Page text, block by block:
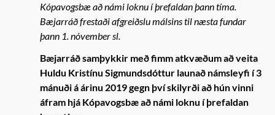
Kópavogsbæ að námi loknu í þrefaldan þann tíma.
Bæjarráð frestaði afgreiðslu málsins til næsta fundar
þann 1. nóvember sl.
Bæjarráð samþykkir með fimm atkvæðum að veita
Huldu Kristínu Sigmundsdóttur launað námsleyfi í 3
mánuði á árinu 2019 gegn því skilyrði að hún vinni
áfram hjá Kópavogsbæ að námi loknu í þrefaldan